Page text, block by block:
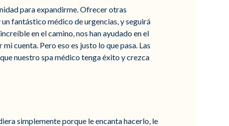
para expandirme. Ofrecer otras
fantástico médico de urgencias, y seguirá
en el camino, nos han ayudado en el
cuenta. Pero eso es justo lo que pasa. Las
nuestro spa médico tenga éxito y crezca
simplemente porque le encanta hacerlo, le